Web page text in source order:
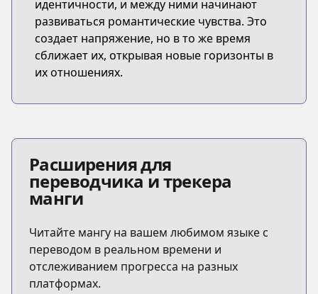
идентичности, и между ними начинают
развиваться романтические чувства. Это
создает напряжение, но в то же время
сближает их, открывая новые горизонты в
их отношениях.
Расширения для
переводчика и трекера
манги
Читайте мангу на вашем любимом языке с
переводом в реальном времени и
отслеживанием прогресса на разных
платформах.